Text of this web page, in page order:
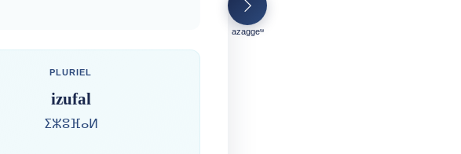
PLURIEL
izufal
ⵉⵣⵓⴼⴰⵍ
azaggeʷ